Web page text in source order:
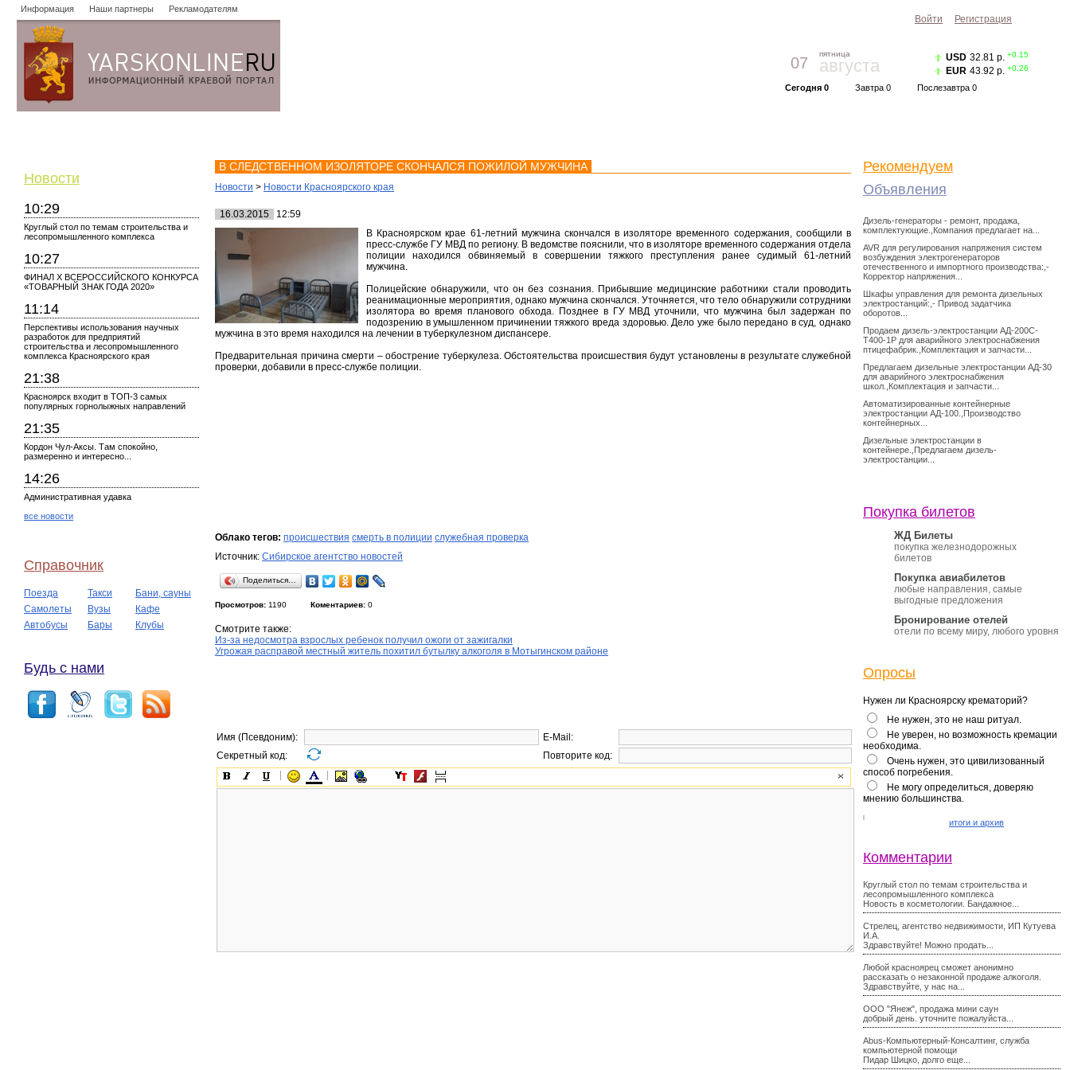
Информация Наши партнеры Рекламодателям
07
пятница
августа
Сегодня 0 Завтра 0 Послезавтра 0
USD 32.81 р. +0.15
EUR 43.92 р. +0.26
Новости
10:29
Круглый стол по темам строительства и
лесопромышленного комплекса
10:27
ФИНАЛ X ВСЕРОССИЙСКОГО КОНКУРСА
«ТОВАРНЫЙ ЗНАК ГОДА 2020»
11:14
Перспективы использования научных
разработок для предприятий
строительства и лесопромышленного
комплекса Красноярского края
21:38
Красноярск входит в ТОП-3 самых
популярных горнолыжных направлений
21:35
Кордон Чул-Аксы. Там спокойно,
размеренно и интересно...
14:26
Административная удавка
все новости
Справочник
Поезда Такси
Бани, сауны
Самолеты
Вузы
Кафе
Автобусы
Бары Клубы
Будь с нами
В СЛЕДСТВЕННОМ ИЗОЛЯТОРЕ СКОНЧАЛСЯ ПОЖИЛОЙ МУЖЧИНА
Новости > Новости Красноярского края
16.03.2015
12:59
В Красноярском крае 61-летний мужчина скончался в изоляторе временного содержания, сообщили в
пресс-службе ГУ МВД по региону. В ведомстве пояснили, что в изоляторе временного содержания отдела
полиции находился обвиняемый в совершении тяжкого преступления ранее судимый 61-летний
мужчина.
Полицейские обнаружили, что он без сознания. Прибывшие медицинские работники стали проводить
реанимационные мероприятия, однако мужчина скончался. Уточняется, что тело обнаружили сотрудники
изолятора во время планового обхода. Позднее в ГУ МВД уточнили, что мужчина был задержан по
подозрению в умышленном причинении тяжкого вреда здоровью. Дело уже было передано в суд, однако
мужчина в это время находился на лечении в туберкулезном диспансере.
Предварительная причина смерти – обострение туберкулеза. Обстоятельства происшествия будут установлены в результате служебной
проверки, добавили в пресс-службе полиции.
Облако тегов: происшествия смерть в полиции служебная проверка
Источник: Сибирское агентство новостей
Поделиться…
Просмотров: 1190 Коментариев: 0
Смотрите также:
Из-за недосмотра взрослых ребенок получил ожоги от зажигалки
Угрожая расправой местный житель похитил бутылку алкоголя в Мотыгинском районе
Имя (Псевдоним):
E-Mail:
Секретный код:
Повторите код:
Рекомендуем
Объявления
Дизель-генераторы - ремонт, продажа,
комплектующие.,Компания предлагает на...
AVR для регулирования напряжения систем
возбуждения электрогенераторов
отечественного и импортного производства:,-
Корректор напряжения...
Шкафы управления для ремонта дизельных
электростанций:,- Привод задатчика
оборотов...
Продаем дизель-электростанции АД-200С-
Т400-1Р для аварийного электроснабжения
птицефабрик.,Комплектация и запчасти...
Предлагаем дизельные электростанции АД-30
для аварийного электроснабжения
школ.,Комплектация и запчасти...
Автоматизированные контейнерные
электростанции АД-100.,Производство
контейнерных...
Дизельные электростанции в
контейнере.,Предлагаем дизель-
электростанции...
Покупка билетов
ЖД Билеты
покупка железнодорожных
билетов
Покупка авиабилетов
любые направления, самые
выгодные предложения
Бронирование отелей
отели по всему миру, любого уровня
Опросы
Нужен ли Красноярску крематорий?
Не нужен, это не наш ритуал.
Не уверен, но возможность кремации
необходима.
Очень нужен, это цивилизованный
способ погребения.
Не могу определиться, доверяю
мнению большинства.
итоги и архив
Комментарии
Круглый стол по темам строительства и
лесопромышленного комплекса
Новость в косметологии. Бандажное...
Стрелец, агентство недвижимости, ИП Кутуева
И.А.
Здравствуйте! Можно продать...
Любой красноярец сможет анонимно
рассказать о незаконной продаже алкоголя.
Здравствуйте, у нас на...
ООО "Янеж", продажа мини саун
добрый день. уточните пожалуйста...
Abus-Компьютерный-Консалтинг, служба
компьютерной помощи
Пидар Шицко, долго еще...
Войти Регистрация